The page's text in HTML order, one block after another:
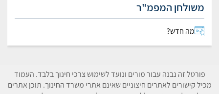
משולחן המפמ"ר
מה חדש?
פורטל זה נבנה עבור מורים ונועד לשימוש צרכי חינוך בלבד. העמוד
מכיל קישורים לאתרים חיצוניים שאינם אתרי משרד החינוך. תוכן אתרים